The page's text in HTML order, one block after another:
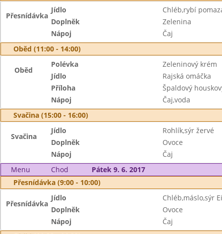
Přesnídávka
Jídlo
Chléb,rybí
Doplněk
Zelenina
Nápoj
Čaj
Oběd (11:00 - 14:00)
Oběd
Polévka
Zeleninový krém
Jídlo
Rajská omáčka
Příloha
Špaldový
Nápoj
Čaj,voda
Svačina (15:00 - 16:00)
Svačina
Jídlo
Rohlík,sýr žervé
Doplněk
Ovoce
Nápoj
Čaj
Menu
Chod
Pátek 9. 6. 2017
Přesnídávka (9:00 - 10:00)
Přesnídávka
Jídlo
Chléb,máslo,sýr
Doplněk
Ovoce
Nápoj
Čaj